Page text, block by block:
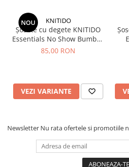
NOU KNITIDO
Șosete cu degete KNITIDO
Essentials No Show Bumbac
- Alb
85,00 RON
VEZI VARIANTE
Newsletter Nu rata ofertele si promotiile